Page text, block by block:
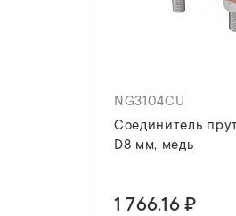
NG3104CU
Соединитель
D8 мм, медь
1 766.16 ₽